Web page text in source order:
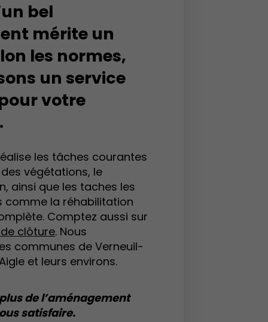
bel
mérite un
les normes,
un service
votre
les tâches courantes
végétations, le
ainsi que les taches les
comme la réhabilitation
Comptez aussi sur
clôture. Nous
communes de Verneuil-
et leurs environs.
de l’aménagement
satisfaire.